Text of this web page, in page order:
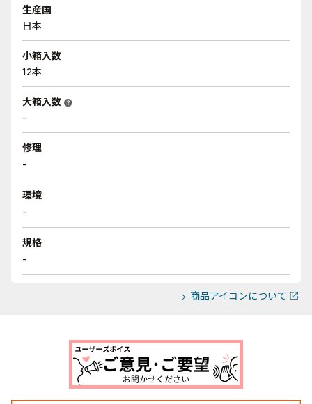
生産国
日本
小箱入数
12本
大箱入数 help
-
修理
-
環境
-
規格
-
商品アイコンについて